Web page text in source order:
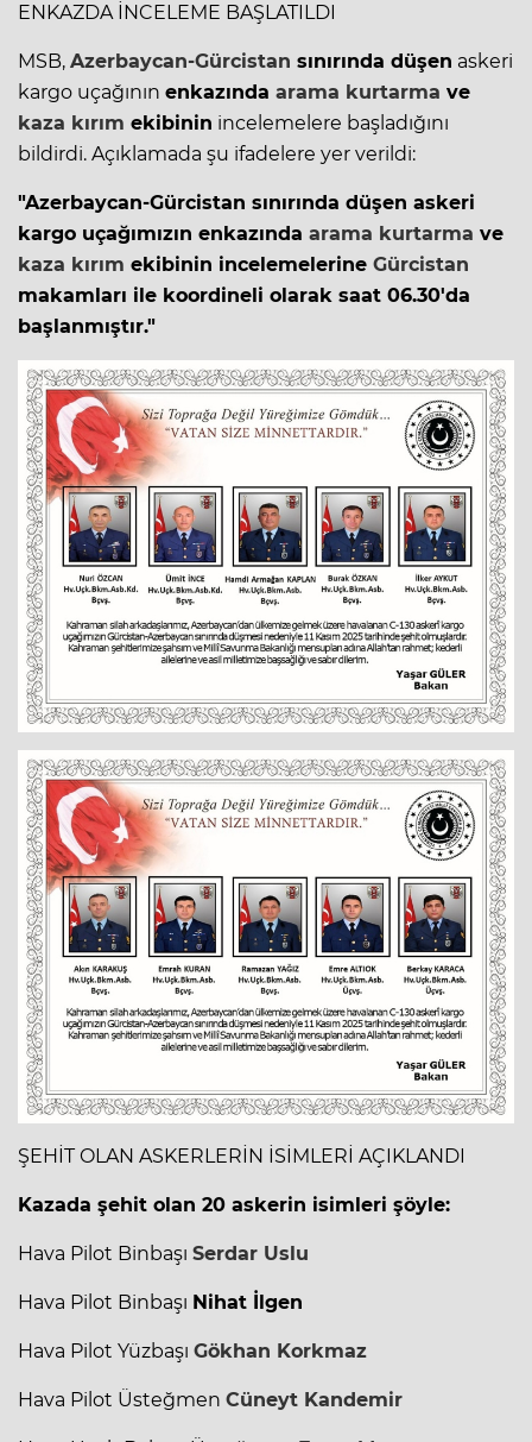
ENKAZDA İNCELEME BAŞLATILDI
MSB, Azerbaycan-Gürcistan sınırında düşen askeri
kargo uçağının enkazında arama kurtarma ve
kaza kırım ekibinin incelemelere başladığını
bildirdi. Açıklamada şu ifadelere yer verildi:
"Azerbaycan-Gürcistan sınırında düşen askeri
kargo uçağımızın enkazında arama kurtarma ve
kaza kırım ekibinin incelemelerine Gürcistan
makamları ile koordineli olarak saat 06.30'da
başlanmıştır."
ŞEHİT OLAN ASKERLERİN İSİMLERİ AÇIKLANDI
Kazada şehit olan 20 askerin isimleri şöyle:
Hava Pilot Binbaşı Serdar Uslu
Hava Pilot Binbaşı Nihat İlgen
Hava Pilot Yüzbaşı Gökhan Korkmaz
Hava Pilot Üsteğmen Cüneyt Kandemir